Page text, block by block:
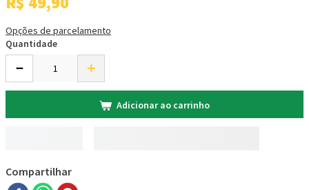
Opções de parcelamento
Quantidade
＋
－
Adicionar ao carrinho
Compartilhar